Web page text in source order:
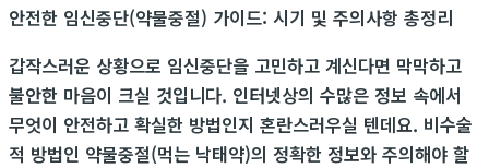
안전한 임신중단(약물중절) 가이드: 시기 및 주의사항 총정리
갑작스러운 상황으로 임신중단을 고민하고 계신다면 막막하고
불안한 마음이 크실 것입니다. 인터넷상의 수많은 정보 속에서
무엇이 안전하고 확실한 방법인지 혼란스러우실 텐데요. 비수술
적 방법인 약물중절(먹는 낙태약)의 정확한 정보와 주의해야 할